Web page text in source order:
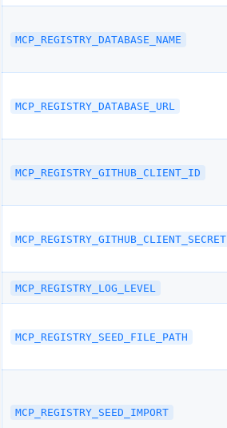
MCP_REGISTRY_DATABASE_NAME
MCP_REGISTRY_DATABASE_URL
MCP_REGISTRY_GITHUB_CLIENT_ID
MCP_REGISTRY_GITHUB_CLIENT_SECRET
MCP_REGISTRY_LOG_LEVEL
MCP_REGISTRY_SEED_FILE_PATH
MCP_REGISTRY_SEED_IMPORT